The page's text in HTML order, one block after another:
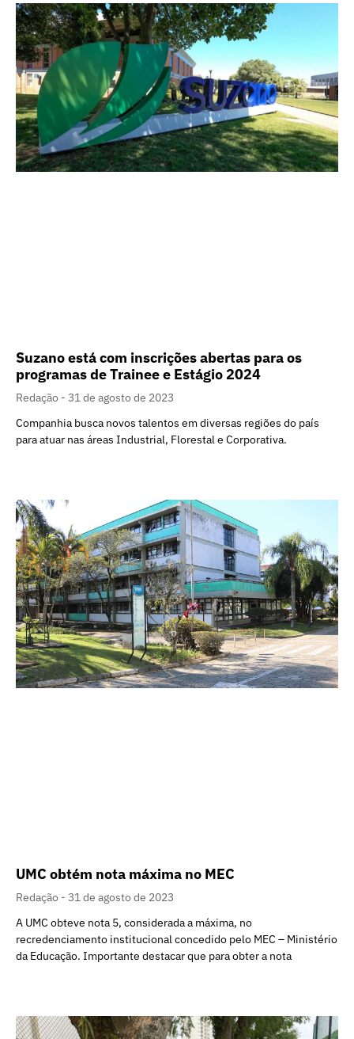
Suzano está com inscrições abertas para os
programas de Trainee e Estágio 2024
Redação
31 de agosto de 2023
Companhia busca novos talentos em diversas regiões do país
para atuar nas áreas Industrial, Florestal e Corporativa.
UMC obtém nota máxima no MEC
Redação
31 de agosto de 2023
A UMC obteve nota 5, considerada a máxima, no
recredenciamento institucional concedido pelo MEC – Ministério
da Educação. Importante destacar que para obter a nota